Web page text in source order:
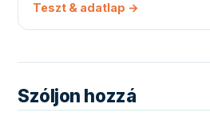
Teszt & adatlap →
Szóljon hozzá